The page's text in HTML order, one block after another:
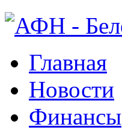
Главная
Новости
Финансы